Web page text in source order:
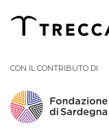
CON IL CONTRIBUTO DI